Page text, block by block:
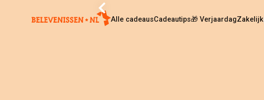
Alle cadeausCadeautips🎁 VerjaardagZakelijk